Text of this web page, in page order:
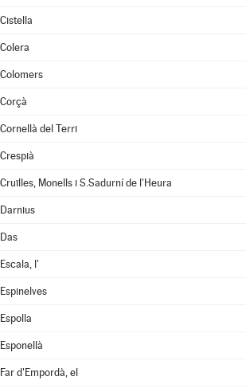
Cistella
Colera
Colomers
Corçà
Cornellà del Terri
Crespià
Cruïlles, Monells i S.Sadurní de l'Heura
Darnius
Das
Escala, l'
Espinelves
Espolla
Esponellà
Far d'Empordà, el